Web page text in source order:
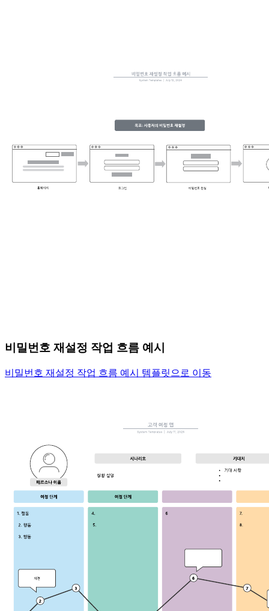
비밀번호 재설정 작업 흐름 예시
비밀번호 재설정 작업 흐름 예시 템플릿으로 이동